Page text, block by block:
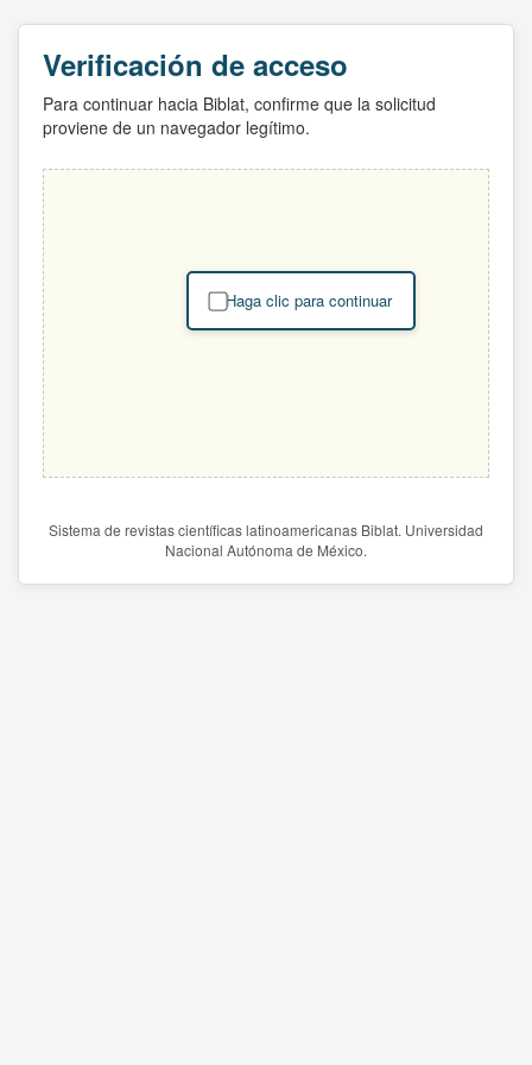
Verificación de acceso
Para continuar hacia Biblat, confirme que la solicitud
proviene de un navegador legítimo.
Haga clic para continuar
Sistema de revistas científicas latinoamericanas Biblat. Universidad
Nacional Autónoma de México.